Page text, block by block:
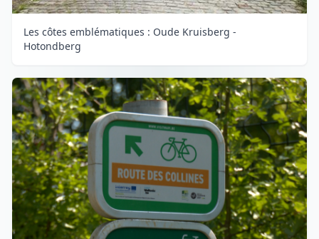
Les côtes emblématiques : Oude Kruisberg -
Hotondberg